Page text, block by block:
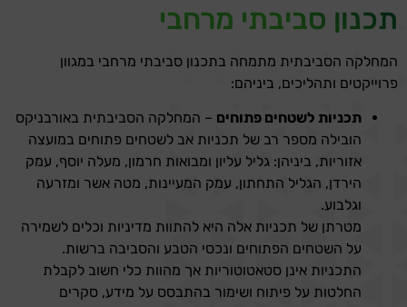
תכנון סביבתי מרחבי
המחלקה הסביבתית מתמחה בתכנון סביבתי מרחבי במגוון
פרוייקטים ותהליכים, ביניהם:
תכניות לשטחים פתוחים – המחלקה הסביבתית באורבניקס
הובילה מספר רב של תכניות אב לשטחים פתוחים במועצה
אזוריות, ביניהן: גליל עליון ומבואות חרמון, מעלה יוסף, עמק
הירדן, הגליל התחתון, עמק המעיינות, מטה אשר ומזרעה
וגלבוע.
מטרתן של תכניות אלה היא להתוות מדיניות וכלים לשמירה
על השטחים הפתוחים ונכסי הטבע והסביבה ברשות.
התכניות אינן סטאטוטוריות אך מהוות כלי חשוב לקבלת
החלטות על פיתוח ושימור בהתבסס על מידע, סקרים